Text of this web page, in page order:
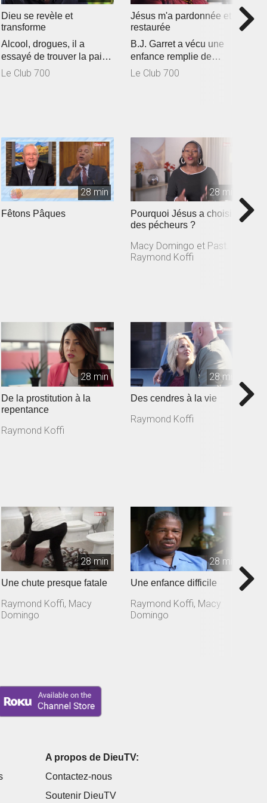
Dieu se revèle et
transforme
Alcool, drogues, il a
essayé de trouver la paix
avec ces substances.
Le Club 700
Jésus m'a pardonnée et
restaurée
B.J. Garret a vécu une
enfance remplie de
souffrances. À 15 ans, elle
Le Club 700
28 min
Fêtons Pâques
28 min
Pourquoi Jésus a choisi
des pécheurs ?
Macy Domingo et Past.
Raymond Koffi
28 min
De la prostitution à la
repentance
Raymond Koffi
28 min
Des cendres à la vie
Raymond Koffi
28 min
Une chute presque fatale
Raymond Koffi, Macy
Domingo
28 min
Une enfance difficile
Raymond Koffi, Macy
Domingo
A propos de DieuTV:
Contactez-nous
Soutenir DieuTV